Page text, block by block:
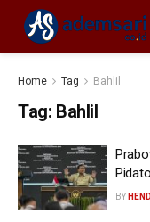
Home Tag Bahlil
Tag: Bahlil
BY